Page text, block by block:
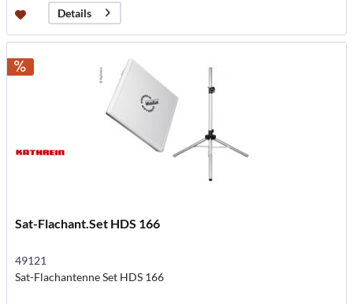
Details
Sat-Flachant.Set HDS 166
49121
Sat-Flachantenne Set HDS 166